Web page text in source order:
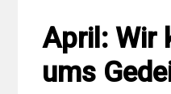
April: Wir
ums